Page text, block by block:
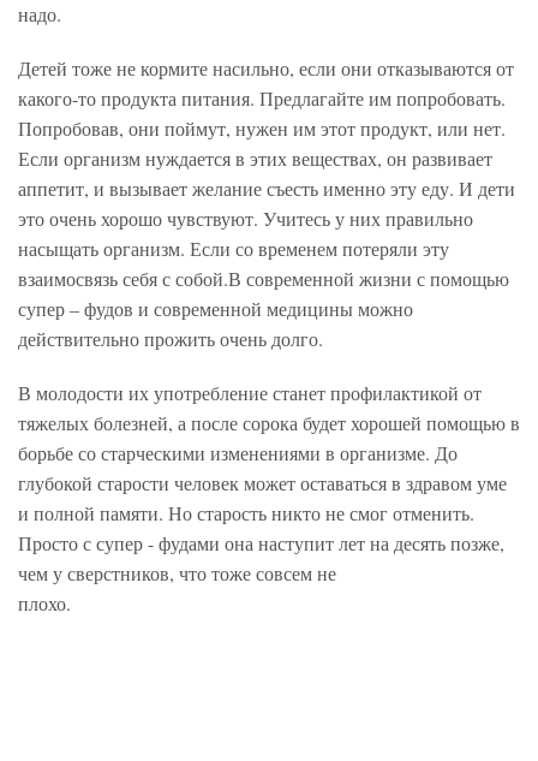
надо.
Детей тоже не кормите насильно, если они отказываются от
какого-то продукта питания. Предлагайте им попробовать.
Попробовав, они поймут, нужен им этот продукт, или нет.
Если организм нуждается в этих веществах, он развивает
аппетит, и вызывает желание съесть именно эту еду. И дети
это очень хорошо чувствуют. Учитесь у них правильно
насыщать организм. Если со временем потеряли эту
взаимосвязь себя с собой.В современной жизни с помощью
супер – фудов и современной медицины можно
действительно прожить очень долго.
В молодости их употребление станет профилактикой от
тяжелых болезней, а после сорока будет хорошей помощью в
борьбе со старческими изменениями в организме. До
глубокой старости человек может оставаться в здравом уме
и полной памяти. Но старость никто не смог отменить.
Просто с супер - фудами она наступит лет на десять позже,
чем у сверстников, что тоже совсем не
плохо.